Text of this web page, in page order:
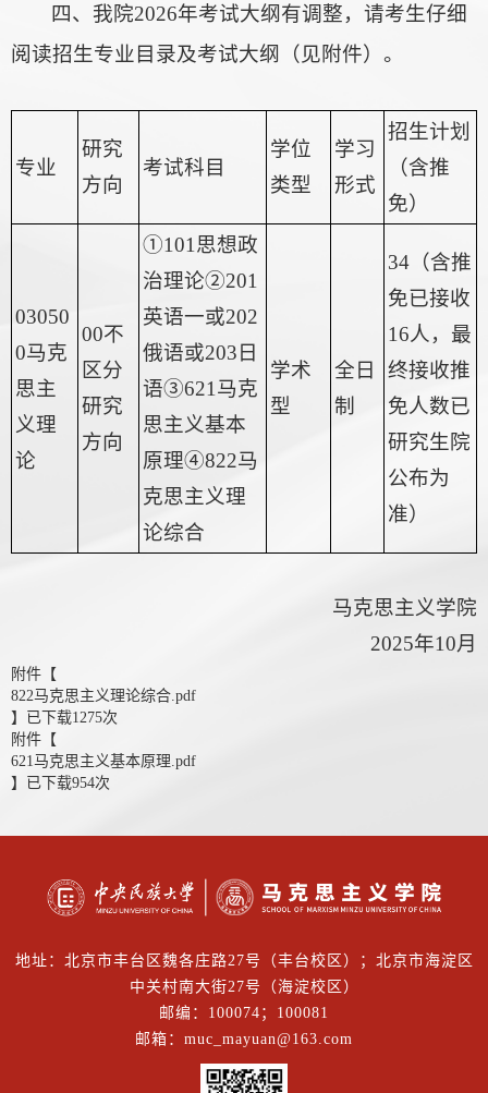
四、我院2026年考试大纲有调整，请考生仔细
阅读招生专业目录及考试大纲（见附件）。
专业
研究
方向
考试科目
学位
类型
学习
形式
招生计划
（含推
免）
03050
0马克
思主
义理
论
00不
区分
研究
方向
①101思想政
治理论②201
英语一或202
俄语或203日
语③621马克
思主义基本
原理④822马
克思主义理
论综合
学术
型
全日
制
34（含推
免已接收
16人，最
终接收推
免人数已
研究生院
公布为
准）
马克思主义学院
2025年10月
附件【
822马克思主义理论综合.pdf
】已下载1275次
附件【
621马克思主义基本原理.pdf
】已下载954次
地址：北京市丰台区魏各庄路27号（丰台校区）；北京市海淀区
中关村南大街27号（海淀校区）
邮编：100074；100081
邮箱：muc_mayuan@163.com